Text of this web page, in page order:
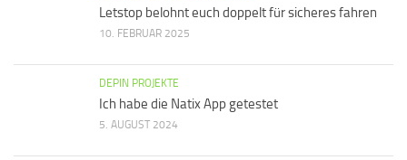
Letstop belohnt euch doppelt für sicheres fahren
10. FEBRUAR 2025
DEPIN PROJEKTE
Ich habe die Natix App getestet
5. AUGUST 2024